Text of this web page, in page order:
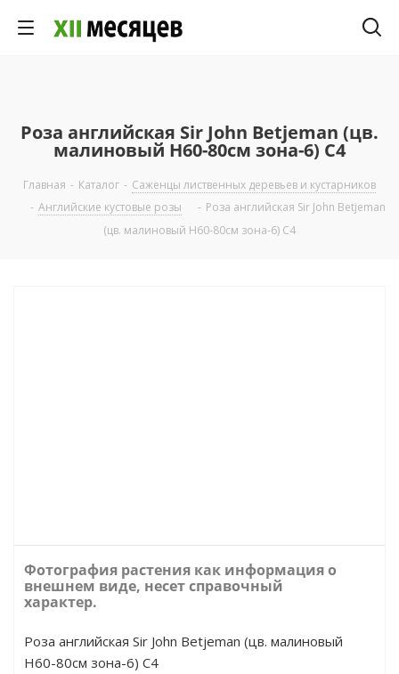
Роза английская Sir John Betjeman (цв.
малиновый Н60-80см зона-6) С4
Главная - Каталог - Саженцы лиственных деревьев и кустарников
- Английские кустовые розы - Роза английская Sir John Betjeman
(цв. малиновый Н60-80см зона-6) С4
Фотография растения как информация о
внешнем виде, несет справочный
характер.
Роза английская Sir John Betjeman (цв. малиновый
Н60-80см зона-6) С4